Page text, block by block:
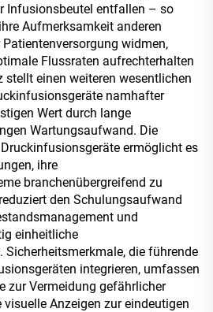
Infusionsbeutel entfallen – so
Aufmerksamkeit anderen
widmen,
Flussraten aufrechterhalten
stellt einen weiteren wesentlichen
namhafter
Wert durch lange
Wartungsaufwand. Die
ermöglicht es
ihre
branchenübergreifend zu
den Schulungsaufwand
und
einheitliche
Sicherheitsmerkmale, die führende
integrieren, umfassen
zur Vermeidung gefährlicher
Anzeigen zur eindeutigen